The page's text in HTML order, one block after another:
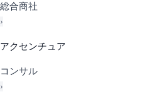
総合商社
›
アクセンチュア
コンサル
›